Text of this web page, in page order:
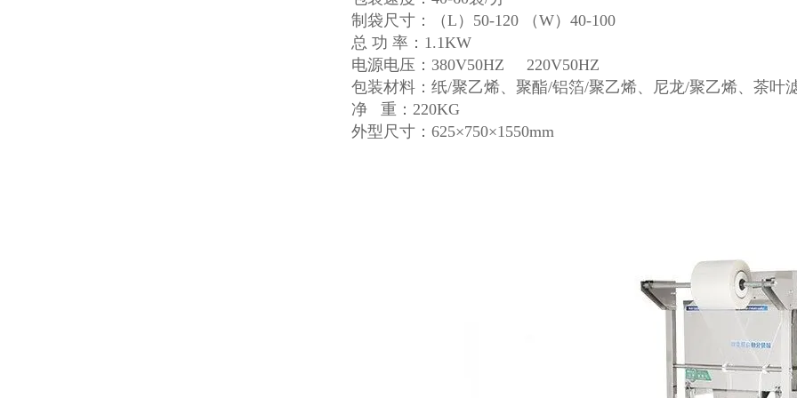
制袋尺寸：（L）50-120 （W）40-100
总 功 率：1.1KW
电源电压：380V50HZ 220V50HZ
包装材料：纸/聚乙烯、聚酯/铝箔/聚乙烯、尼龙/聚乙烯、茶叶
净 重：220KG
外型尺寸：625×750×1550mm